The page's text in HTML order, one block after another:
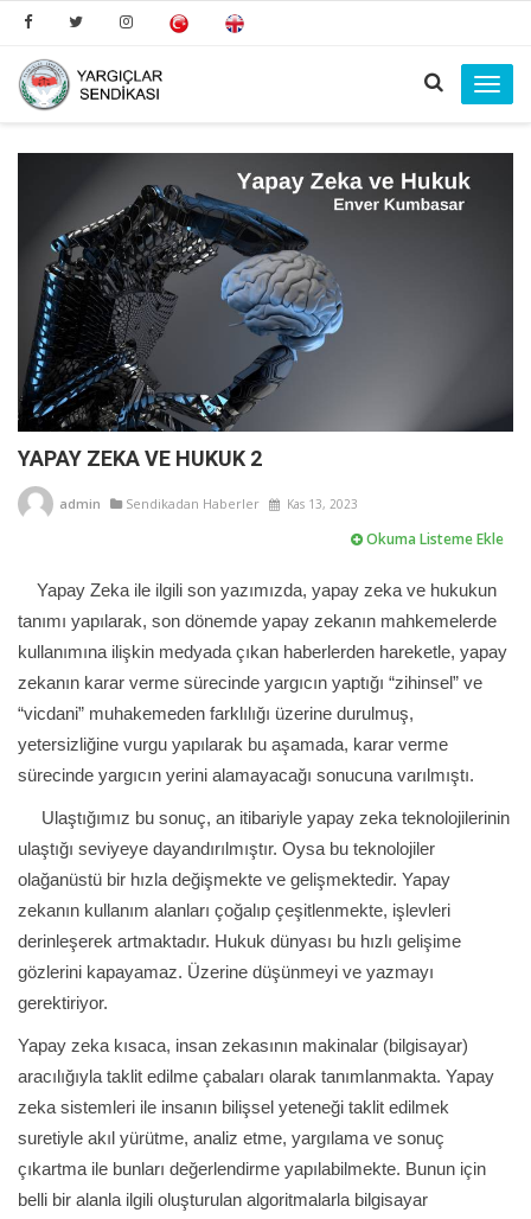
YAPAY ZEKA VE HUKUK 2
admin Sendikadan Haberler Kas 13, 2023
Okuma Listeme Ekle
Yapay Zeka ile ilgili son yazımızda, yapay zeka ve hukukun
tanımı yapılarak, son dönemde yapay zekanın mahkemelerde
kullanımına ilişkin medyada çıkan haberlerden hareketle, yapay
zekanın karar verme sürecinde yargıcın yaptığı “zihinsel” ve
“vicdani” muhakemeden farklılığı üzerine durulmuş,
yetersizliğine vurgu yapılarak bu aşamada, karar verme
sürecinde yargıcın yerini alamayacağı sonucuna varılmıştı.
Ulaştığımız bu sonuç, an itibariyle yapay zeka teknolojilerinin
ulaştığı seviyeye dayandırılmıştır. Oysa bu teknolojiler
olağanüstü bir hızla değişmekte ve gelişmektedir. Yapay
zekanın kullanım alanları çoğalıp çeşitlenmekte, işlevleri
derinleşerek artmaktadır. Hukuk dünyası bu hızlı gelişime
gözlerini kapayamaz. Üzerine düşünmeyi ve yazmayı
gerektiriyor.
Yapay zeka kısaca, insan zekasının makinalar (bilgisayar)
aracılığıyla taklit edilme çabaları olarak tanımlanmakta. Yapay
zeka sistemleri ile insanın bilişsel yeteneği taklit edilmek
suretiyle akıl yürütme, analiz etme, yargılama ve sonuç
çıkartma ile bunları değerlendirme yapılabilmekte. Bunun için
belli bir alanla ilgili oluşturulan algoritmalarla bilgisayar